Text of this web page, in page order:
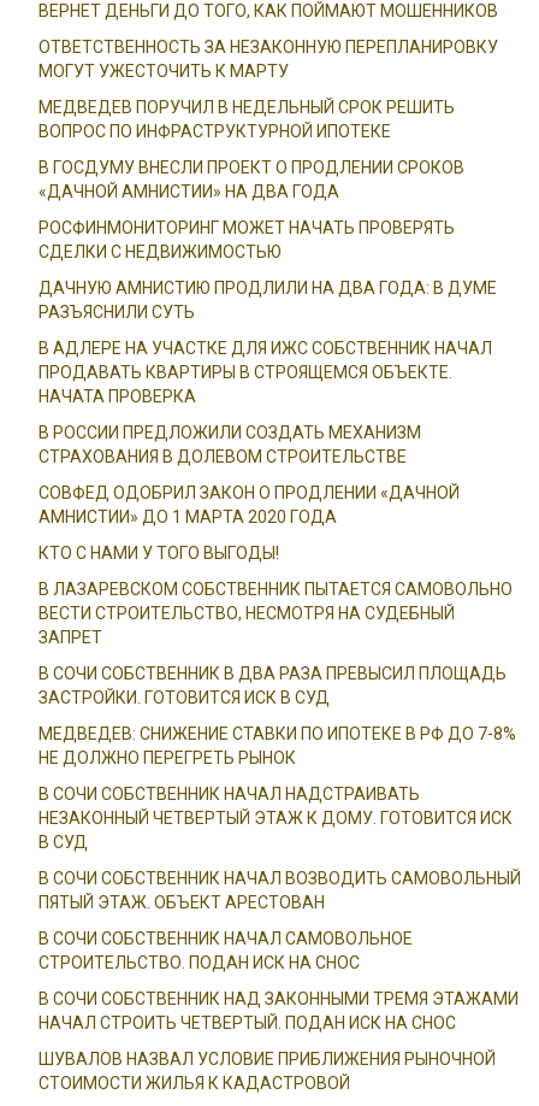
ВЕРНЕТ ДЕНЬГИ ДО ТОГО, КАК ПОЙМАЮТ МОШЕННИКОВ
ОТВЕТСТВЕННОСТЬ ЗА НЕЗАКОННУЮ ПЕРЕПЛАНИРОВКУ
МОГУТ УЖЕСТОЧИТЬ К МАРТУ
МЕДВЕДЕВ ПОРУЧИЛ В НЕДЕЛЬНЫЙ СРОК РЕШИТЬ
ВОПРОС ПО ИНФРАСТРУКТУРНОЙ ИПОТЕКЕ
В ГОСДУМУ ВНЕСЛИ ПРОЕКТ О ПРОДЛЕНИИ СРОКОВ
«ДАЧНОЙ АМНИСТИИ» НА ДВА ГОДА
РОСФИНМОНИТОРИНГ МОЖЕТ НАЧАТЬ ПРОВЕРЯТЬ
СДЕЛКИ С НЕДВИЖИМОСТЬЮ
ДАЧНУЮ АМНИСТИЮ ПРОДЛИЛИ НА ДВА ГОДА: В ДУМЕ
РАЗЪЯСНИЛИ СУТЬ
В АДЛЕРЕ НА УЧАСТКЕ ДЛЯ ИЖС СОБСТВЕННИК НАЧАЛ
ПРОДАВАТЬ КВАРТИРЫ В СТРОЯЩЕМСЯ ОБЪЕКТЕ.
НАЧАТА ПРОВЕРКА
В РОССИИ ПРЕДЛОЖИЛИ СОЗДАТЬ МЕХАНИЗМ
СТРАХОВАНИЯ В ДОЛЕВОМ СТРОИТЕЛЬСТВЕ
СОВФЕД ОДОБРИЛ ЗАКОН О ПРОДЛЕНИИ «ДАЧНОЙ
АМНИСТИИ» ДО 1 МАРТА 2020 ГОДА
КТО С НАМИ У ТОГО ВЫГОДЫ!
В ЛАЗАРЕВСКОМ СОБСТВЕННИК ПЫТАЕТСЯ САМОВОЛЬНО
ВЕСТИ СТРОИТЕЛЬСТВО, НЕСМОТРЯ НА СУДЕБНЫЙ
ЗАПРЕТ
В СОЧИ СОБСТВЕННИК В ДВА РАЗА ПРЕВЫСИЛ ПЛОЩАДЬ
ЗАСТРОЙКИ. ГОТОВИТСЯ ИСК В СУД
МЕДВЕДЕВ: СНИЖЕНИЕ СТАВКИ ПО ИПОТЕКЕ В РФ ДО 7-8%
НЕ ДОЛЖНО ПЕРЕГРЕТЬ РЫНОК
В СОЧИ СОБСТВЕННИК НАЧАЛ НАДСТРАИВАТЬ
НЕЗАКОННЫЙ ЧЕТВЕРТЫЙ ЭТАЖ К ДОМУ. ГОТОВИТСЯ ИСК
В СУД
В СОЧИ СОБСТВЕННИК НАЧАЛ ВОЗВОДИТЬ САМОВОЛЬНЫЙ
ПЯТЫЙ ЭТАЖ. ОБЪЕКТ АРЕСТОВАН
В СОЧИ СОБСТВЕННИК НАЧАЛ САМОВОЛЬНОЕ
СТРОИТЕЛЬСТВО. ПОДАН ИСК НА СНОС
В СОЧИ СОБСТВЕННИК НАД ЗАКОННЫМИ ТРЕМЯ ЭТАЖАМИ
НАЧАЛ СТРОИТЬ ЧЕТВЕРТЫЙ. ПОДАН ИСК НА СНОС
ШУВАЛОВ НАЗВАЛ УСЛОВИЕ ПРИБЛИЖЕНИЯ РЫНОЧНОЙ
СТОИМОСТИ ЖИЛЬЯ К КАДАСТРОВОЙ